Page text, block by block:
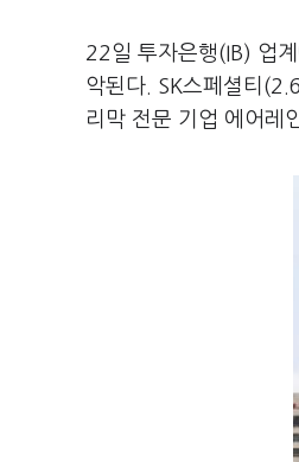
22일 투자은행(IB) 업
악된다. SK스페셜티
리막 전문 기업 에어레